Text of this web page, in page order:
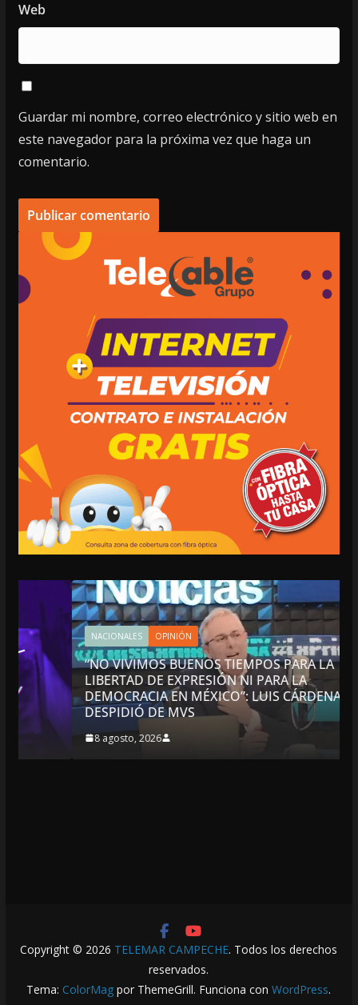
Web
Guardar mi nombre, correo electrónico y sitio web en
este navegador para la próxima vez que haga un
comentario.
NACIONALES OPINIÓN
“NO VIVIMOS BUENOS TIEMPOS PARA LA
LIBERTAD DE EXPRESIÓN NI PARA LA
DEMOCRACIA EN MÉXICO”: LUIS CÁRDENAS; SE
DESPIDIÓ DE MVS
8 agosto, 2026
Copyright © 2026 TELEMAR CAMPECHE. Todos los derechos
reservados.
Tema: ColorMag por ThemeGrill. Funciona conWordPress.